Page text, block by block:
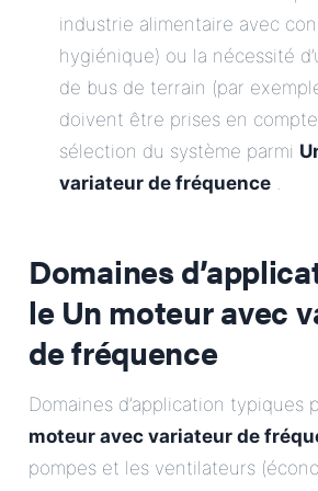
industrie alimentaire avec
hygiénique) ou la nécessité
de bus de terrain (par
doivent être prises en
sélection du système parmi
variateur de fréquence .
Domaines
leUn moteur avec
de fréquence
Domaines d’application typiques
moteur avec variateur de
pompes et les ventilateurs